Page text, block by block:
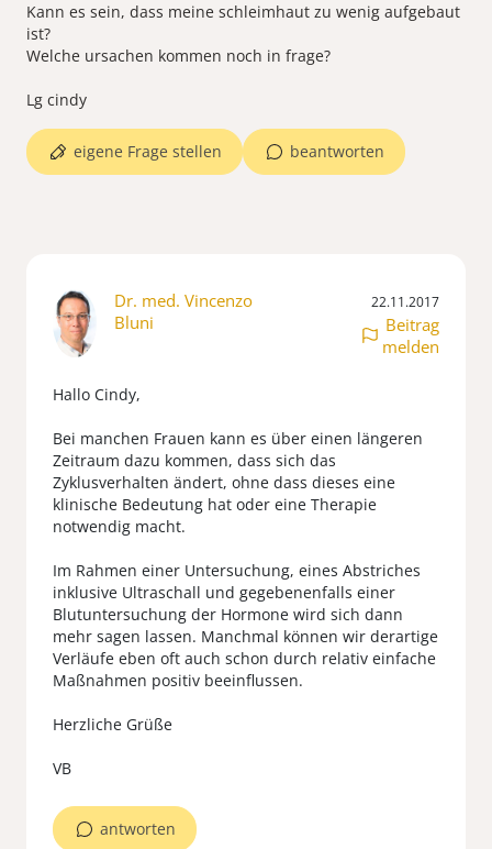
Kann es sein, dass meine schleimhaut zu wenig aufgebaut
ist?
Welche ursachen kommen noch in frage?
Lg cindy
beantworten
eigene Frage stellen
Dr. med. Vincenzo
Bluni
22.11.2017
Beitrag
melden
Hallo Cindy,
Bei manchen Frauen kann es über einen längeren
Zeitraum dazu kommen, dass sich das
Zyklusverhalten ändert, ohne dass dieses eine
klinische Bedeutung hat oder eine Therapie
notwendig macht.
Im Rahmen einer Untersuchung, eines Abstriches
inklusive Ultraschall und gegebenenfalls einer
Blutuntersuchung der Hormone wird sich dann
mehr sagen lassen. Manchmal können wir derartige
Verläufe eben oft auch schon durch relativ einfache
Maßnahmen positiv beeinflussen.
Herzliche Grüße
VB
antworten